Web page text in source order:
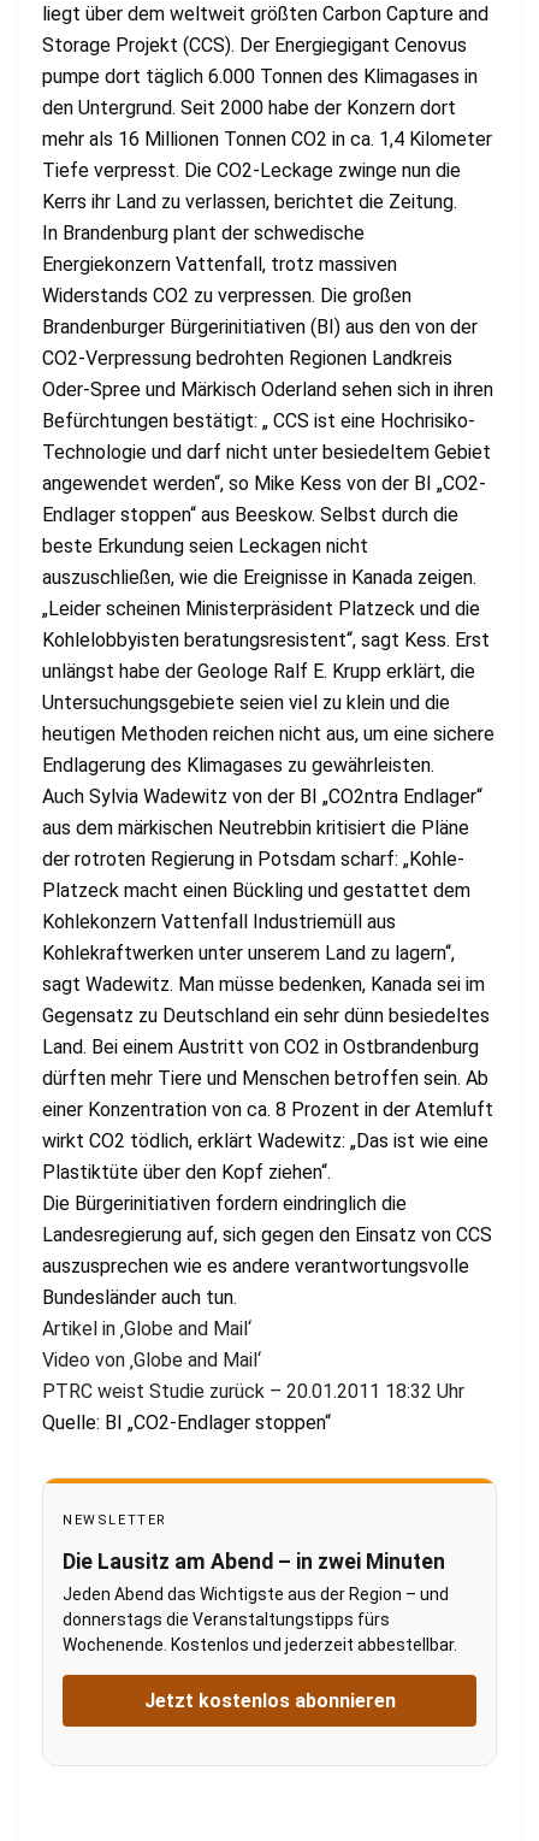
liegt über dem weltweit größten Carbon Capture and
Storage Projekt (CCS). Der Energiegigant Cenovus
pumpe dort täglich 6.000 Tonnen des Klimagases in
den Untergrund. Seit 2000 habe der Konzern dort
mehr als 16 Millionen Tonnen CO2 in ca. 1,4 Kilometer
Tiefe verpresst. Die CO2-Leckage zwinge nun die
Kerrs ihr Land zu verlassen, berichtet die Zeitung.
In Brandenburg plant der schwedische
Energiekonzern Vattenfall, trotz massiven
Widerstands CO2 zu verpressen. Die großen
Brandenburger Bürgerinitiativen (BI) aus den von der
CO2-Verpressung bedrohten Regionen Landkreis
Oder-Spree und Märkisch Oderland sehen sich in ihren
Befürchtungen bestätigt: „ CCS ist eine Hochrisiko-
Technologie und darf nicht unter besiedeltem Gebiet
angewendet werden“, so Mike Kess von der BI „CO2-
Endlager stoppen“ aus Beeskow. Selbst durch die
beste Erkundung seien Leckagen nicht
auszuschließen, wie die Ereignisse in Kanada zeigen.
„Leider scheinen Ministerpräsident Platzeck und die
Kohlelobbyisten beratungsresistent“, sagt Kess. Erst
unlängst habe der Geologe Ralf E. Krupp erklärt, die
Untersuchungsgebiete seien viel zu klein und die
heutigen Methoden reichen nicht aus, um eine sichere
Endlagerung des Klimagases zu gewährleisten.
Auch Sylvia Wadewitz von der BI „CO2ntra Endlager“
aus dem märkischen Neutrebbin kritisiert die Pläne
der rotroten Regierung in Potsdam scharf: „Kohle-
Platzeck macht einen Bückling und gestattet dem
Kohlekonzern Vattenfall Industriemüll aus
Kohlekraftwerken unter unserem Land zu lagern“,
sagt Wadewitz. Man müsse bedenken, Kanada sei im
Gegensatz zu Deutschland ein sehr dünn besiedeltes
Land. Bei einem Austritt von CO2 in Ostbrandenburg
dürften mehr Tiere und Menschen betroffen sein. Ab
einer Konzentration von ca. 8 Prozent in der Atemluft
wirkt CO2 tödlich, erklärt Wadewitz: „Das ist wie eine
Plastiktüte über den Kopf ziehen“.
Die Bürgerinitiativen fordern eindringlich die
Landesregierung auf, sich gegen den Einsatz von CCS
auszusprechen wie es andere verantwortungsvolle
Bundesländer auch tun.
Artikel in ‚Globe and Mail‘
Video von ‚Globe and Mail‘
PTRC weist Studie zurück – 20.01.2011 18:32 Uhr
Quelle: BI „CO2-Endlager stoppen“
NEWSLETTER
Die Lausitz am Abend – in zwei Minuten
Jeden Abend das Wichtigste aus der Region – und
donnerstags die Veranstaltungstipps fürs
Wochenende. Kostenlos und jederzeit abbestellbar.
Jetzt kostenlos abonnieren